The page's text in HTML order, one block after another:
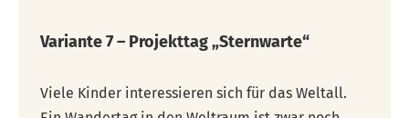
Variante 7 – Projekttag „Sternwarte“
Viele Kinder interessieren sich für das Weltall.